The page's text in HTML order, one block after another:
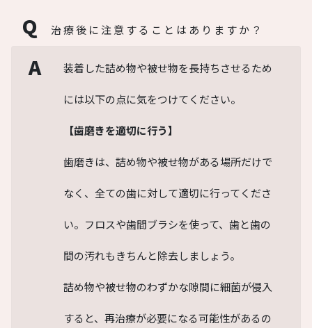
Q 治療後に注意することはありますか？
A 装着した詰め物や被せ物を長持ちさせるため
には以下の点に気をつけてください。
【歯磨きを適切に行う】
歯磨きは、詰め物や被せ物がある場所だけで
なく、全ての歯に対して適切に行ってくださ
い。フロスや歯間ブラシを使って、歯と歯の
間の汚れもきちんと除去しましょう。
詰め物や被せ物のわずかな隙間に細菌が侵入
すると、再治療が必要になる可能性があるの